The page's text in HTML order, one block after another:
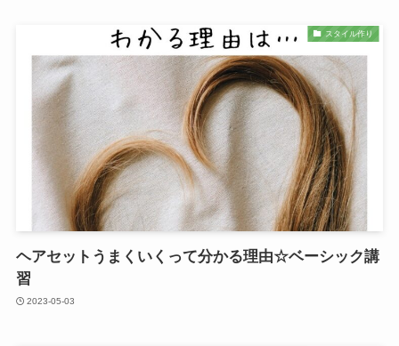
スタイル作り
ヘアセットうまくいくって分かる理由☆ベーシック講
習
2023-05-03